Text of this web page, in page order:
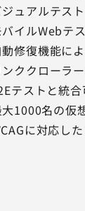
ジュアルテス
バイルWebテ
動修復機能に
ンククロー
テストと統
大1000名の
に対応し